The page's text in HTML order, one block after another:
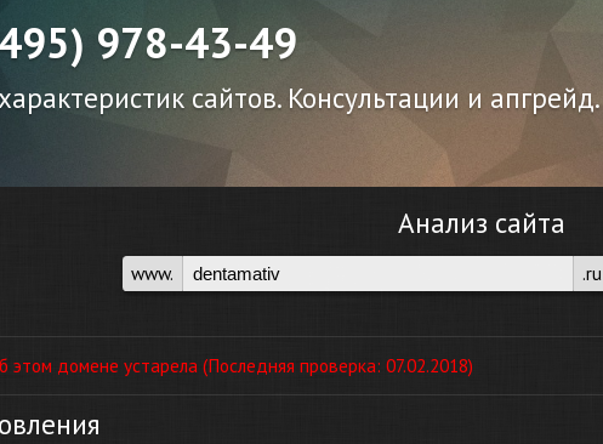
978-43-49
сайтов. Консультации и апгрейд.
Анализ сайта
www. .ru
домене устарела (Последняя проверка: 07.02.2018)